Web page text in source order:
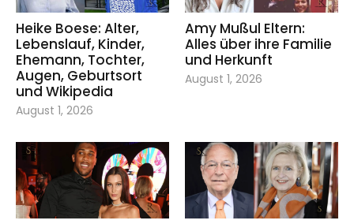
Heike Boese: Alter,
Lebenslauf, Kinder,
Ehemann, Tochter,
Augen, Geburtsort
und Wikipedia
August 1, 2026
Amy Mußul Eltern:
Alles über ihre Familie
und Herkunft
August 1, 2026